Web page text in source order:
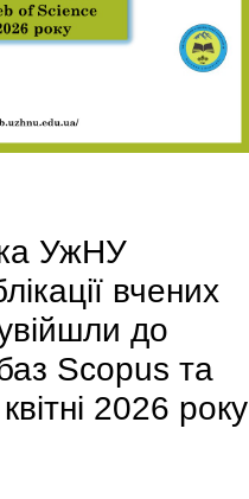
УжНУ
вчених
до
Scopus та
2026 року